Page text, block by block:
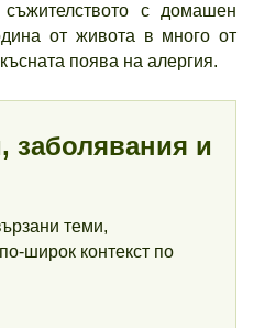
съжителството с домашен
от живота в много от
поява на алергия.
заболявания и
теми,
широк контекст по